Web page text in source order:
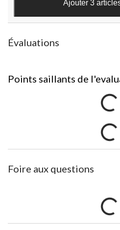
Ajouter 3
Évaluations
Points saillants de
Foire aux questions